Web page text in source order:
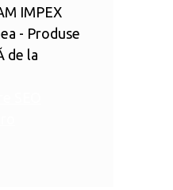
IMPEX
- Produse
de la